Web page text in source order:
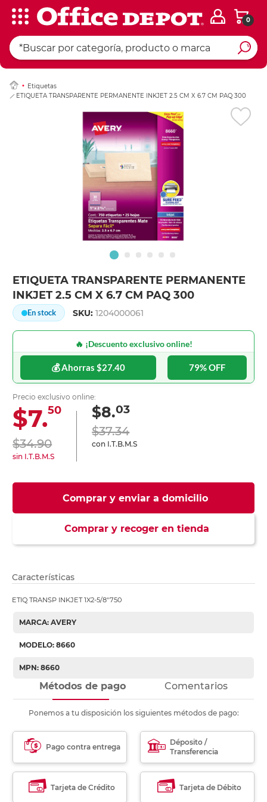
0
Etiquetas
ETIQUETA TRANSPARENTE PERMANENTE INKJET 2.5 CM X 6.7 CM PAQ 300
ETIQUETA TRANSPARENTE PERMANENTE
INKJET 2.5 CM X 6.7 CM PAQ 300
En stock SKU:1204000061
🔥 ¡Descuento exclusivo online!
💰 Ahorras $27.40 79% OFF
Precio exclusivo online:
$7.50
$34.90
sin I.T.B.M.S
$8.03
$37.34
con I.T.B.M.S
Comprar y enviar a domicilio
Comprar y recoger en tienda
Ingresar Codigo
Características
ETIQ TRANSP INKJET 1X2-5/8"750
MARCA: AVERY
MODELO: 8660
MPN: 8660
Métodos de pago Comentarios
Ponemos a tu disposición los siguientes métodos de pago:
Pago contra entrega
Déposito /
Transferencia
Tarjeta de Crédito Tarjeta de Débito